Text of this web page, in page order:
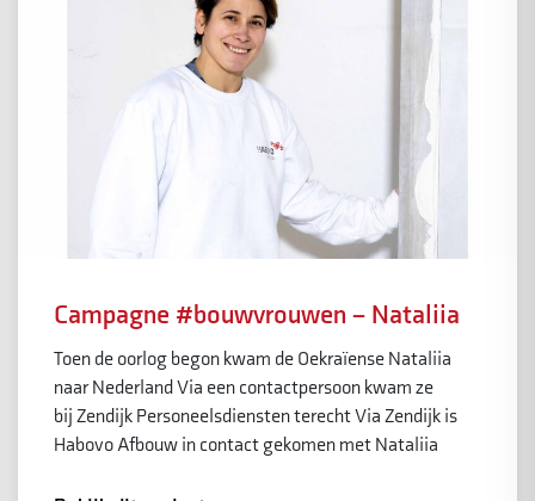
Campagne #bouwvrouwen – Nataliia
Toen de oorlog begon kwam de Oekraïense Nataliia
naar Nederland Via een contactpersoon kwam ze
bij Zendijk Personeelsdiensten terecht Via Zendijk is
Habovo Afbouw in contact gekomen met Nataliia